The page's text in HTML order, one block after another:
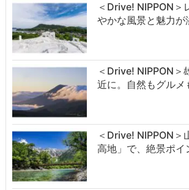
＜Drive! NIPPON＞
やかな風景と魅力
＜Drive! NIPPON＞
近に。自然もグル
＜Drive! NIPPON＞
高地」で、絶景ポイ